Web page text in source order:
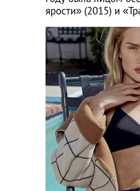
ярости» (2015) и